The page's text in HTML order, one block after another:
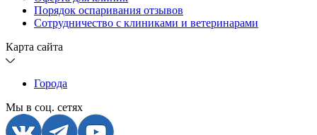
Порядок оспаривания отзывов
Сотрудничество с клиниками и ветеринарами
Карта сайта
Города
Мы в соц. сетях